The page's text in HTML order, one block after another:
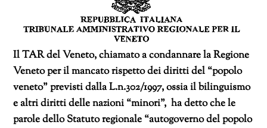
Il TAR del Veneto, chiamato a condannare la Regione
Veneto per il mancato rispetto dei diritti del “popolo
veneto” previsti dalla L.n.302/1997, ossia il bilinguismo
e altri diritti delle nazioni “minori”, ha detto che le
parole dello Statuto regionale “autogoverno del popolo